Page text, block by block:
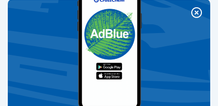
Klientu apkalpošana
Nodrošinām klientu atbalstu katru darba dienu no plkst. 9:00-
17:00.